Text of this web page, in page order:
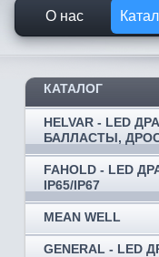
О нас
КАТАЛОГ
HELVAR - LED
БАЛЛАСТЫ,
FAHOLD - LED
IP65/IP67
MEAN WELL
GENERAL - LED